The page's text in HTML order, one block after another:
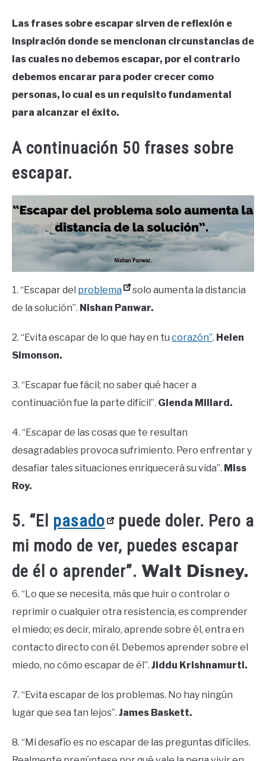
Las frases sobre escapar sirven de reflexión e
inspiración donde se mencionan circunstancias de
las cuales no debemos escapar, por el contrario
debemos encarar para poder crecer como
personas, lo cual es un requisito fundamental
para alcanzar el éxito.
A continuación 50 frases sobre
escapar.
1. “Escapar del problema
solo aumenta la distancia
de la solución”. Nishan Panwar.
2. “Evita escapar de lo que hay en tu corazón”. Helen
Simonson.
3. “Escapar fue fácil; no saber qué hacer a
continuación fue la parte difícil”. Glenda Millard.
4. “Escapar de las cosas que te resultan
desagradables provoca sufrimiento. Pero enfrentar y
desafiar tales situaciones enriquecerá su vida”. Miss
Roy.
5. “El pasado
puede doler. Pero a
mi modo de ver, puedes escapar
de él o aprender”. Walt Disney.
6. “Lo que se necesita, más que huir o controlar o
reprimir o cualquier otra resistencia, es comprender
el miedo; es decir, míralo, aprende sobre él, entra en
contacto directo con él. Debemos aprender sobre el
miedo, no cómo escapar de él”. Jiddu Krishnamurti.
7. “Evita escapar de los problemas. No hay ningún
lugar que sea tan lejos”. James Baskett.
8. “Mi desafío es no escapar de las preguntas difíciles.